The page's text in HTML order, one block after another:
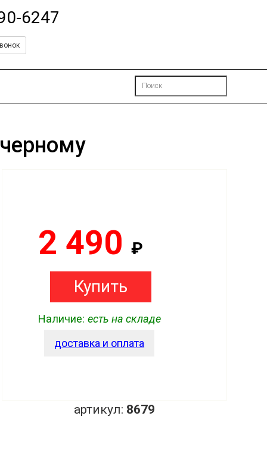
6247
2 490 ₽
Купить
Наличие: есть на складе
доставка и оплата
артикул: 8679